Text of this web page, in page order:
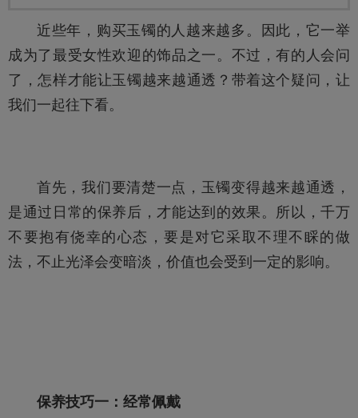
近些年，购买玉镯的人越来越多。因此，它一举
成为了最受女性欢迎的饰品之一。不过，有的人会问
了，怎样才能让玉镯越来越通透？带着这个疑问，让
我们一起往下看。
首先，我们要清楚一点， 玉镯变得越来越通透，
是通过日常的保养后，才能达到的效果。所以，千万
不要抱有侥幸的心态，要是对它采取不理不睬的做
法，不止光泽会变暗淡，价值也会受到一定的影响。
保养技巧一：经常佩戴